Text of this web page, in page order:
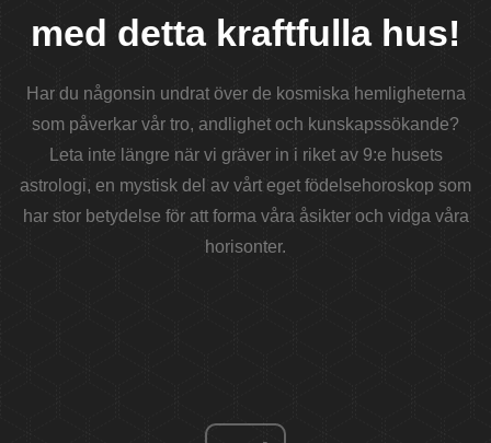
med detta kraftfulla hus!
Har du någonsin undrat över de kosmiska hemligheterna
som påverkar vår tro, andlighet och kunskapssökande?
Leta inte längre när vi gräver in i riket av 9:e husets
astrologi, en mystisk del av vårt eget födelsehoroskop som
har stor betydelse för att forma våra åsikter och vidga våra
horisonter.